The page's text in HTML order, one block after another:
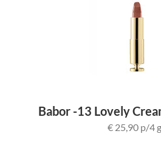
Babor -13 Lovely
€ 25,90 p/4